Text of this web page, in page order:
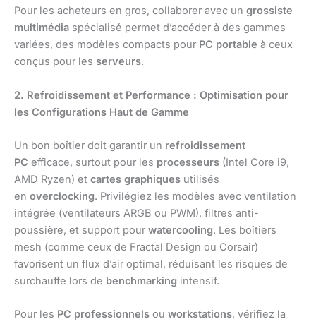
Pour les acheteurs en gros, collaborer avec un grossiste
multimédia spécialisé permet d’accéder à des gammes
variées, des modèles compacts pour PC portable à ceux
conçus pour les serveurs.
2. Refroidissement et Performance : Optimisation pour
les Configurations Haut de Gamme
Un bon boîtier doit garantir un refroidissement
PC efficace, surtout pour les processeurs (Intel Core i9,
AMD Ryzen) et cartes graphiques utilisés
en overclocking. Privilégiez les modèles avec ventilation
intégrée (ventilateurs ARGB ou PWM), filtres anti-
poussière, et support pour watercooling. Les boîtiers
mesh (comme ceux de Fractal Design ou Corsair)
favorisent un flux d’air optimal, réduisant les risques de
surchauffe lors de benchmarking intensif.
Pour les PC professionnels ou workstations, vérifiez la